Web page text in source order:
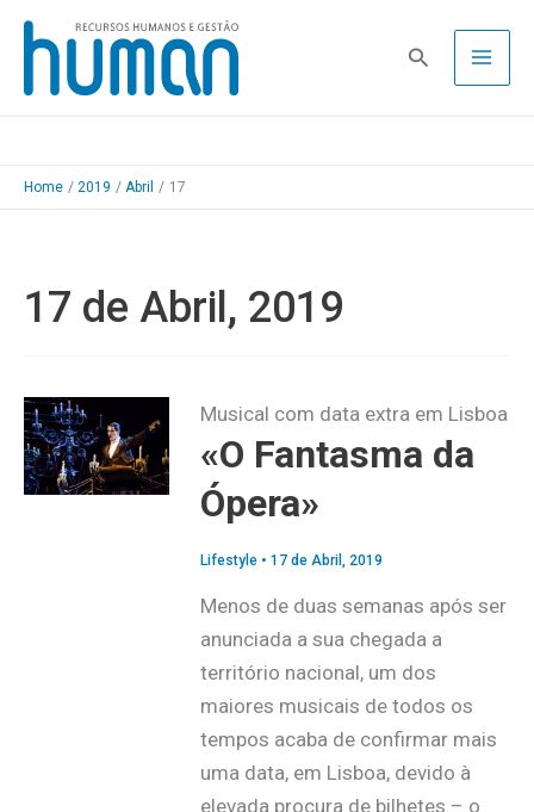
Skip
content
Pesquisa
Home 2019 Abril 17
17 de Abril, 2019
Musical com data extra em Lisboa
«O Fantasma da
Ópera»
Lifestyle• 17 de Abril, 2019
Menos de duas semanas após ser
anunciada a sua chegada a
território nacional, um dos
maiores musicais de todos os
tempos acaba de confirmar mais
uma data, em Lisboa, devido à
elevada procura de bilhetes – o